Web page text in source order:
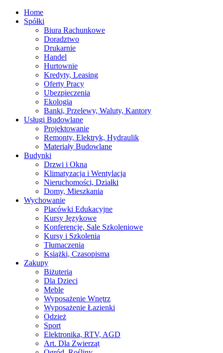
Home
Spółki
Biura Rachunkowe
Doradztwo
Drukarnie
Handel
Hurtownie
Kredyty, Leasing
Oferty Pracy
Ubezpieczenia
Ekologia
Banki, Przelewy, Waluty, Kantory
Usługi Budowlane
Projektowanie
Remonty, Elektryk, Hydraulik
Materiały Budowlane
Budynki
Drzwi i Okna
Klimatyzacja i Wentylacja
Nieruchomości, Działki
Domy, Mieszkania
Wychowanie
Placówki Edukacyjne
Kursy Językowe
Konferencje, Sale Szkoleniowe
Kursy i Szkolenia
Tłumaczenia
Książki, Czasopisma
Zakupy
Biżuteria
Dla Dzieci
Meble
Wyposażenie Wnętrz
Wyposażenie Łazienki
Odzież
Sport
Elektronika, RTV, AGD
Art. Dla Zwierząt